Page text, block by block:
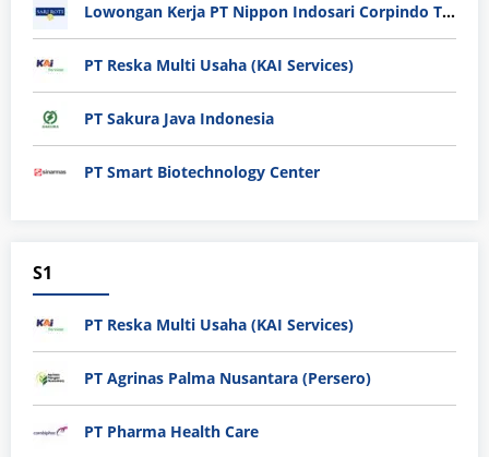
Lowongan Kerja PT Nippon Indosari Corpindo Tbk. Bulan Agustus 2026
PT Reska Multi Usaha (KAI Services)
PT Sakura Java Indonesia
PT Smart Biotechnology Center
S1
PT Reska Multi Usaha (KAI Services)
PT Agrinas Palma Nusantara (Persero)
PT Pharma Health Care